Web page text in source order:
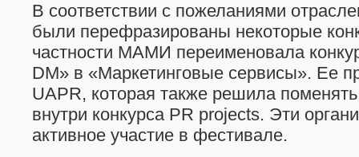
В соответствии с пожеланиями
были перефразированы некоторые
частности МАМИ переименовала
DM» в «Маркетинговые сервисы». Ее
UAPR, которая также решила
внутри конкурса PR projects. Эти
активное участие в фестивале.